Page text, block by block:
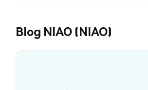
Blog NIAO (NIAO)